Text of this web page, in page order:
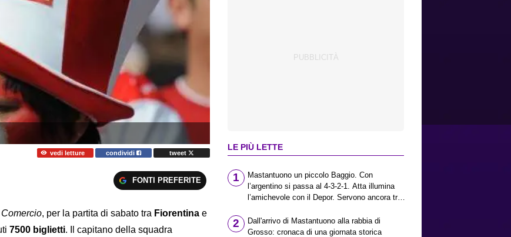
vedi letture condividi tweet
FONTI PREFERITE
, per la partita di sabato tra Fiorentina e
7500 biglietti. Il capitano della squadra
LE PIÙ LETTE
1
Mastantuono un piccolo Baggio. Con
l’argentino si passa al 4-3-2-1. Atta illumina
l’amichevole con il Depor. Servono ancora tre
Antognoni, un finale senza vincitori
2
Dall'arrivo di Mastantuono alla rabbia di
Grosso: cronaca di una giornata storica